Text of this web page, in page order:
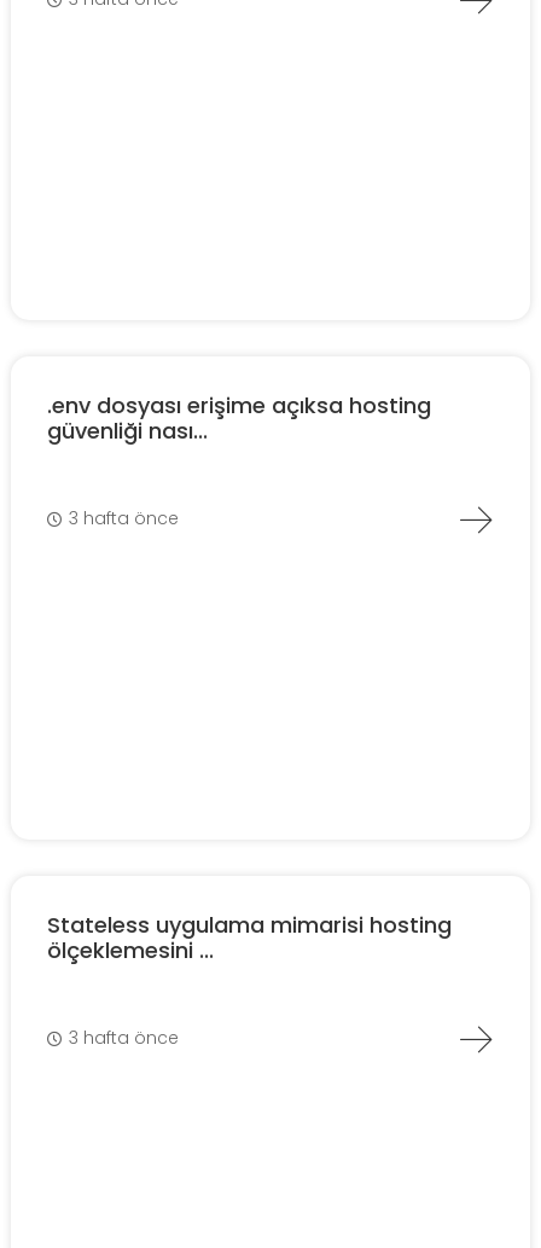
.env dosyası erişime açıksa hosting
güvenliği nası...
3 hafta önce
Stateless uygulama mimarisi hosting
ölçeklemesini ...
3 hafta önce